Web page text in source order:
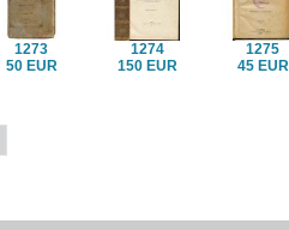
1273
50 EUR
1274
150 EUR
1275
45 EUR